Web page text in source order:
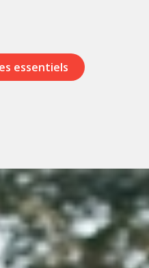
essentiels